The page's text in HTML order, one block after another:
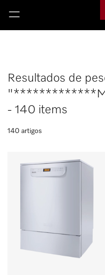
Resultados de
- 140 items
140 artigos